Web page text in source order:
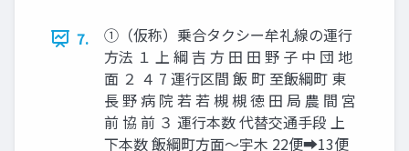
7.
①（仮称）乗合タクシー牟礼線の運行
方法 １ 上 綱 吉 方 田 田 野 子 中 団 地
面 ２ ４ 7 運行区間 飯 町 至飯綱町 東
⾧ 野 病 院 若 若 槻 槻 徳 田 局 農 間 宮
前 協 前 ３ 運行本数 代替交通手段 上
下本数 飯綱町方面～宇木 22便➡13便